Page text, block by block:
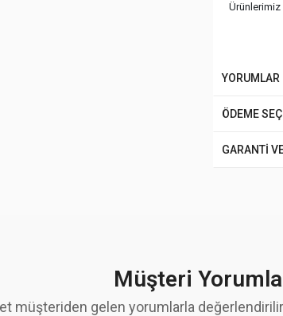
Ürünlerimiz
YORUMLAR
ÖDEME
GARANTİ
Müşteri
müşteriden gelen yorumlarla